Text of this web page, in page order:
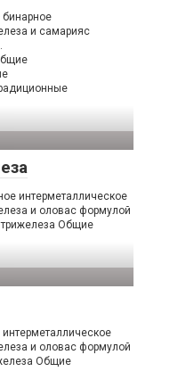
и самарияс
интерметаллическое
и оловас формулой
трижелеза Общие
и оловас формулой
Общие